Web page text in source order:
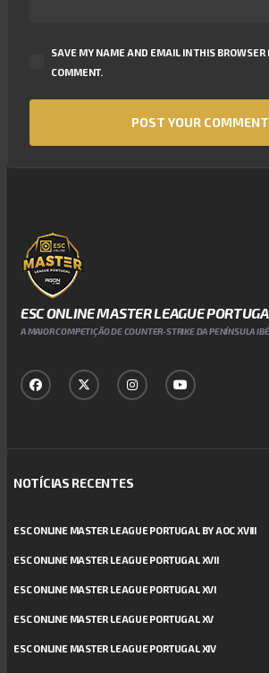
SAVE MY NAME AND EMAIL IN THIS BROWSER
COMMENT.
ESC ONLINE MASTER LEAGUE
A MAIOR COMPETIÇÃO DE COUNTER-STRIKE DA PENÍNSULA
NOTÍCIAS RECENTES
ESC ONLINE MASTER LEAGUE PORTUGAL BY AOC XVIII
ESC ONLINE MASTER LEAGUE PORTUGAL XVII
ESC ONLINE MASTER LEAGUE PORTUGAL XVI
ESC ONLINE MASTER LEAGUE PORTUGAL XV
ESC ONLINE MASTER LEAGUE PORTUGAL XIV